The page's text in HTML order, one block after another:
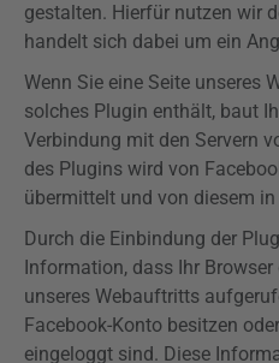
gestalten. Hierfür nutzen wir
handelt sich dabei um ein
Wenn Sie eine Seite unseres
solches Plugin enthält, baut
Verbindung mit den Servern
des Plugins wird von
übermittelt und von diesem
Durch die Einbindung der
Information, dass Ihr
unseres Webauftritts
Facebook-Konto besitzen
eingeloggt sind. Diese